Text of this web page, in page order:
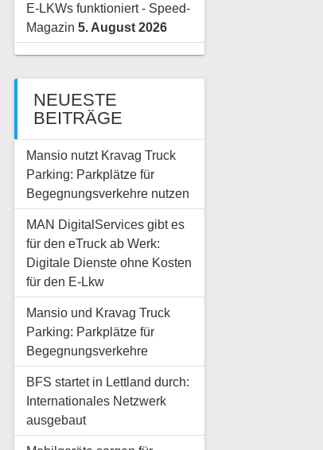
E-LKWs funktioniert - Speed-
Magazin 5. August 2026
NEUESTE
BEITRÄGE
Mansio nutzt Kravag Truck
Parking: Parkplätze für
Begegnungsverkehre nutzen
MAN DigitalServices gibt es
für den eTruck ab Werk:
Digitale Dienste ohne Kosten
für den E-Lkw
Mansio und Kravag Truck
Parking: Parkplätze für
Begegnungsverkehre
BFS startet in Lettland durch:
Internationales Netzwerk
ausgebaut